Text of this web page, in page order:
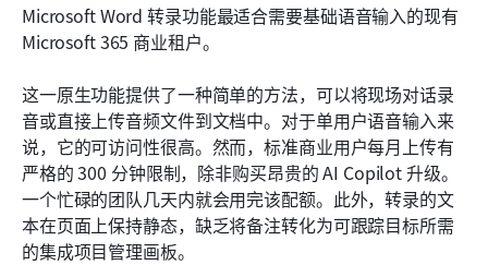
Microsoft Word 转录功能最适合需要基础语音输入的现有
Microsoft 365 商业租户。
这一原生功能提供了一种简单的方法，可以将现场对话录
音或直接上传音频文件到文档中。对于单用户语音输入来
说，它的可访问性很高。然而，标准商业用户每月上传有
严格的 300 分钟限制，除非购买昂贵的 AI Copilot 升级。
一个忙碌的团队几天内就会用完该配额。此外，转录的文
本在页面上保持静态，缺乏将备注转化为可跟踪目标所需
的集成项目管理画板。